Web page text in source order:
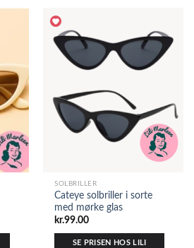
SOLBRILLER
Cateye solbriller i sorte
med mørke glas
kr.99.00
SE PRISEN HOS LILI